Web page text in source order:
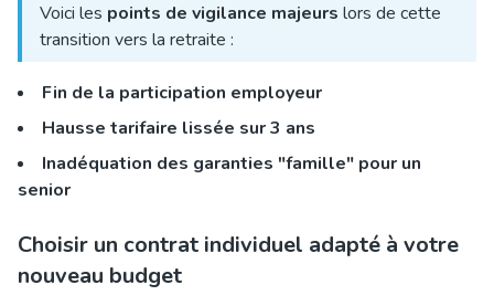
Voici les points de vigilance majeurs lors de cette
transition vers la retraite :
Fin de la participation employeur
Hausse tarifaire lissée sur 3 ans
Inadéquation des garanties "famille" pour un
senior
Choisir un contrat individuel adapté à votre
nouveau budget